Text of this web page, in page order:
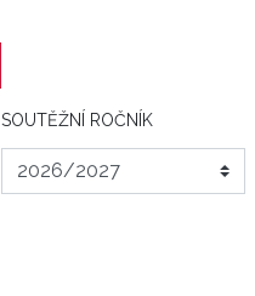
SOUTĚŽNÍ ROČNÍK